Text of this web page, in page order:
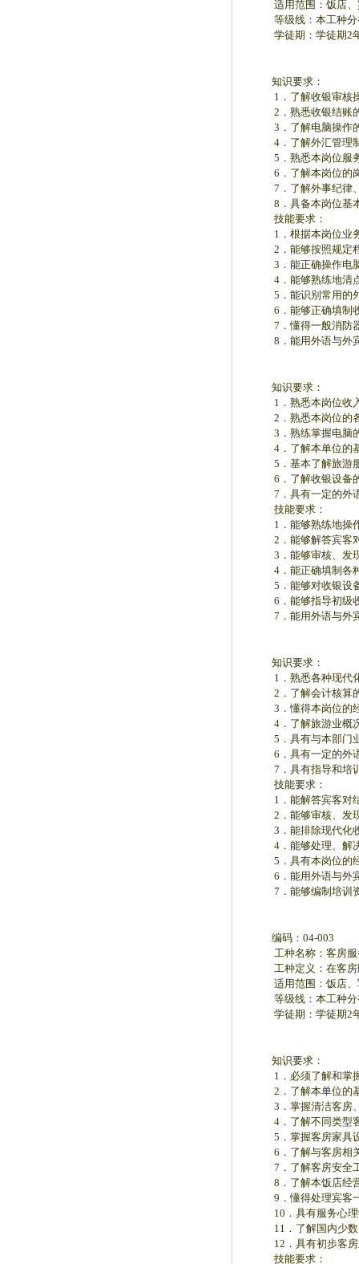
适用范围：饭店、
等级线：本工种分
学徒期：学徒期2年
知识要求：
1．了解收银审核操
2．熟悉收银结账
3．了解电脑操作
4．了解外汇管理制
5．熟悉本岗位服务
6．了解本岗位的岗
7．了解外事纪律、
8．具备本岗位基
技能要求：
1．根据本岗位业务
2．能够按照规定程
3．能正确操作电脑
4．能够熟练地清点
5．能识别常用的外
6．能够正确填制收
7．懂得一般消防
8．能用外语与外宾
知识要求：
1．熟悉本岗位收入
2．熟悉本岗位的各
3．熟练掌握电脑的
4．了解本单位的基
5．基本了解旅游服
6．了解收银设备的
7．具有一定的外语
技能要求：
1．能够熟练地操作
2．能够解答宾客对
3．能够审核、发现
4．能正确填制各
5．能够对收银设备
6．能够指导初级收
7．能用外语与外宾
知识要求：
1．熟悉各种现代化
2．了解会计核算的
3．懂得本岗位的
4．了解旅游业概况
5．具有与本部门业
6．具有一定的外语
7．具有指导和培训
技能要求：
1．能解答宾客对结
2．能够审核、发现
3．能排除现代化收
4．能够处理、解决
5．具有本岗位的
6．能用外语与外宾
7．能够编制培训资
编码：04-003
工种名称：客房服
工种定义：在客房区
适用范围：饭店、写
等级线：本工种分
学徒期：学徒期2年
知识要求：
1．必须了解和掌握
2．了解本单位的基
3．掌握清洁客房、
4．了解不同类型客
5．掌握客房家具设
6．了解与客房相关
7．了解客房安全工
8．了解本饭店经营
9．懂得处理宾客一
10．具有服务心理
11．了解国内少数
12．具有初步客房
技能要求：